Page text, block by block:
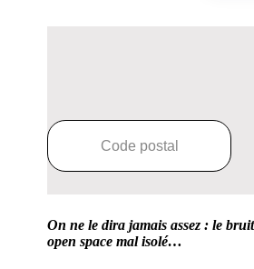
On ne le dira jamais assez : le
open space mal isolé…